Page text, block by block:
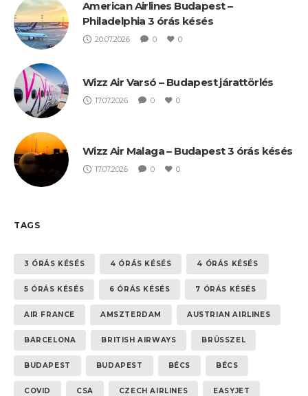
American Airlines Budapest –
Philadelphia 3 órás késés
20.07.2026 0 0
Wizz Air Varsó – Budapest járattörlés
17.07.2026 0 0
Wizz Air Malaga – Budapest 3 órás késés
17.07.2026 0 0
TAGS
3 ÓRÁS KÉSÉS 4 ÓRÁS KÉSÉS 4 ÓRÁS KÉSÉS
5 ÓRÁS KÉSÉS 6 ÓRÁS KÉSÉS 7 ÓRÁS KÉSÉS
AIR FRANCE AMSZTERDAM AUSTRIAN AIRLINES
BARCELONA BRITISH AIRWAYS BRÜSSZEL
BUDAPEST BUDAPEST BÉCS BÉCS
COVID CSA CZECH AIRLINES EASYJET